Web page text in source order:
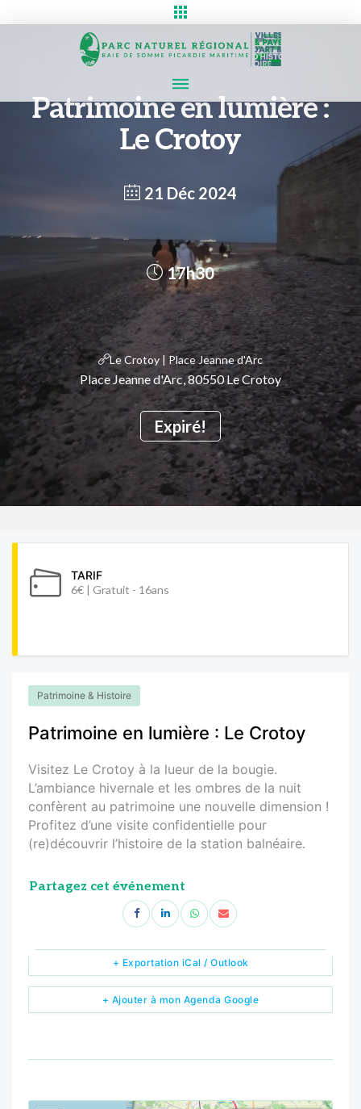
Patrimoine en lumière :
Le Crotoy
21 Déc 2024
Expiré!
17h30
Le Crotoy | Place Jeanne d'Arc
Place Jeanne d'Arc, 80550 Le Crotoy
TARIF
6€ | Gratuit - 16ans
Patrimoine & Histoire
Patrimoine en lumière : Le Crotoy
Visitez Le Crotoy à la lueur de la bougie.
L’ambiance hivernale et les ombres de la nuit
confèrent au patrimoine une nouvelle dimension !
Profitez d’une visite confidentielle pour
(re)découvrir l’histoire de la station balnéaire.
Partagez cet événement
+ Ajouter à mon Agenda Google
+ Exportation iCal / Outlook